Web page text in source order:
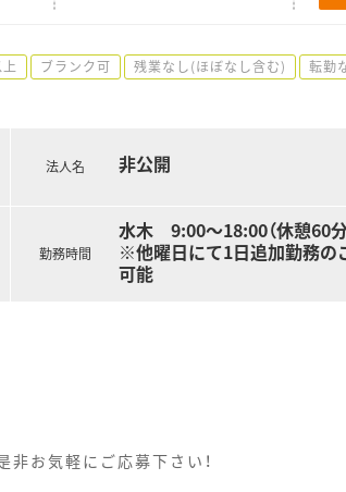
ブランク可 残業なし(ほぼなし含む) 転勤
法人名 非公開
勤務時間
水木 9:00～18:00（休憩60分
※他曜日にて1日追加勤務の
可能
非お気軽にご応募下さい！